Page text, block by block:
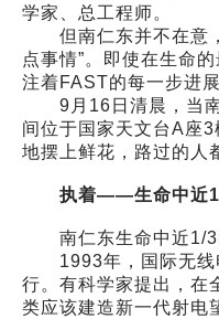
学家、总工程师。
但南仁东并不在意，
点事情”。即使在生命
注着FAST的每一步进展
9月16日清晨，当南
间位于国家天文台A座
地摆上鲜花，路过的人
执着——生命中近
南仁东生命中近1/3
1993年，国际无线
行。有科学家提出，在
类应该建造新一代射电